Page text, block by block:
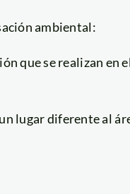
ambiental:
que se realizan
un lugar diferente al